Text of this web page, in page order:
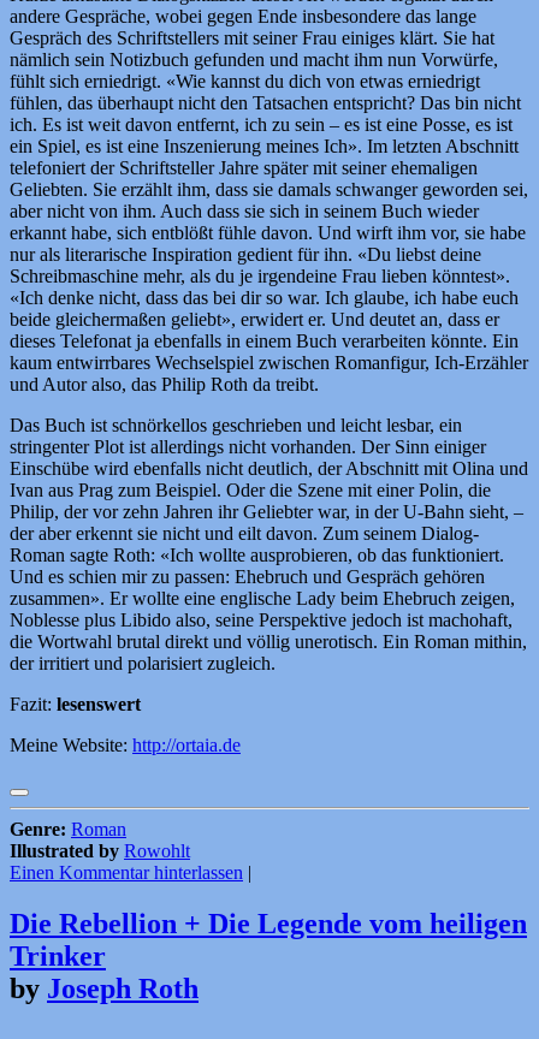
andere Gespräche, wobei gegen Ende insbesondere das lange
Gespräch des Schriftstellers mit seiner Frau einiges klärt. Sie hat
nämlich sein Notizbuch gefunden und macht ihm nun Vorwürfe,
fühlt sich erniedrigt. «Wie kannst du dich von etwas erniedrigt
fühlen, das überhaupt nicht den Tatsachen entspricht? Das bin nicht
ich. Es ist weit davon entfernt, ich zu sein – es ist eine Posse, es ist
ein Spiel, es ist eine Inszenierung meines Ich». Im letzten Abschnitt
telefoniert der Schriftsteller Jahre später mit seiner ehemaligen
Geliebten. Sie erzählt ihm, dass sie damals schwanger geworden sei,
aber nicht von ihm. Auch dass sie sich in seinem Buch wieder
erkannt habe, sich entblößt fühle davon. Und wirft ihm vor, sie habe
nur als literarische Inspiration gedient für ihn. «Du liebst deine
Schreibmaschine mehr, als du je irgendeine Frau lieben könntest».
«Ich denke nicht, dass das bei dir so war. Ich glaube, ich habe euch
beide gleichermaßen geliebt», erwidert er. Und deutet an, dass er
dieses Telefonat ja ebenfalls in einem Buch verarbeiten könnte. Ein
kaum entwirrbares Wechselspiel zwischen Romanfigur, Ich-Erzähler
und Autor also, das Philip Roth da treibt.
Das Buch ist schnörkellos geschrieben und leicht lesbar, ein
stringenter Plot ist allerdings nicht vorhanden. Der Sinn einiger
Einschübe wird ebenfalls nicht deutlich, der Abschnitt mit Olina und
Ivan aus Prag zum Beispiel. Oder die Szene mit einer Polin, die
Philip, der vor zehn Jahren ihr Geliebter war, in der U-Bahn sieht, –
der aber erkennt sie nicht und eilt davon. Zum seinem Dialog-
Roman sagte Roth: «Ich wollte ausprobieren, ob das funktioniert.
Und es schien mir zu passen: Ehebruch und Gespräch gehören
zusammen». Er wollte eine englische Lady beim Ehebruch zeigen,
Noblesse plus Libido also, seine Perspektive jedoch ist machohaft,
die Wortwahl brutal direkt und völlig unerotisch. Ein Roman mithin,
der irritiert und polarisiert zugleich.
Fazit: lesenswert
Meine Website: http://ortaia.de
Genre: Roman
Illustrated by Rowohlt
Einen Kommentar hinterlassen |
Die Rebellion + Die Legende vom heiligen
Trinker
by Joseph Roth